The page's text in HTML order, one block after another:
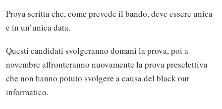
Prova scritta che, come prevede il bando, deve essere unica
e in un’unica data.
Questi candidati svolgeranno domani la prova, poi a
novembre affronteranno nuovamente la prova preselettiva
che non hanno potuto svolgere a causa del black out
informatico.